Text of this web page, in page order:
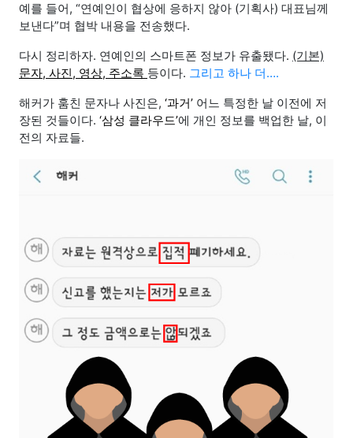
예를 들어, “연예인이 협상에 응하지 않아 (기획사) 대표님께
보낸다”며 협박 내용을 전송했다.
다시 정리하자. 연예인의 스마트폰 정보가 유출됐다. (기본)
문자, 사진, 영상, 주소록 등이다. 그리고 하나 더….
해커가 훔친 문자나 사진은, ‘과거’ 어느 특정한 날 이전에 저
장된 것들이다. ‘삼성 클라우드’에 개인 정보를 백업한 날, 이
전의 자료들.